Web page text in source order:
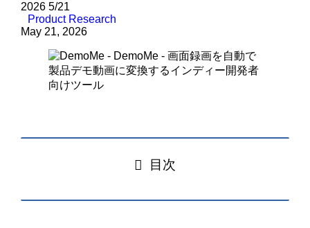
2026 5/21
Product Research
May 21, 2026
目次